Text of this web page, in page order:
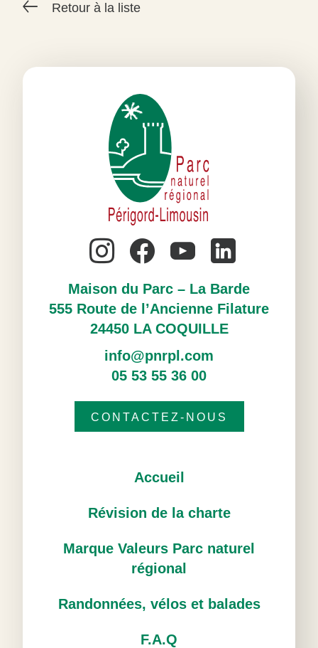
Retour à la liste
Maison du Parc – La Barde
555 Route de l’Ancienne Filature
24450 LA COQUILLE
info@pnrpl.com
05 53 55 36 00
CONTACTEZ-NOUS
Accueil
Révision de la charte
Marque Valeurs Parc naturel
régional
Randonnées, vélos et balades
F.A.Q
#